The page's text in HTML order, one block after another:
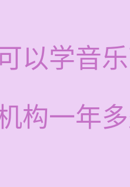
以学音
构一年